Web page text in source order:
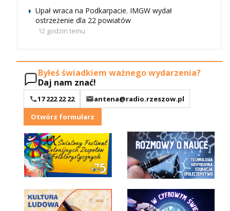
Upał wraca na Podkarpacie. IMGW wydał
ostrzeżenie dla 22 powiatów
12 godzin temu
Byłeś świadkiem ważnego wydarzenia?
Daj nam znać!
17 222 22 22
antena@radio.rzeszow.pl
Otwórz formularz